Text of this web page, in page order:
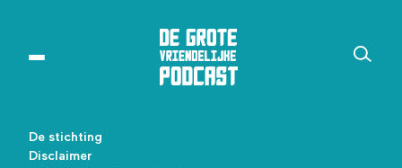
De stichting
Disclaimer